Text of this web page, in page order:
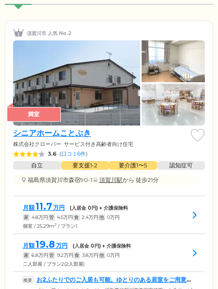
須賀川市 人気 No.2
満室
シニアホームことぶき
株式会社クローバー サービス付き高齢者向け住宅
3.6 (口コミ6件)
自立 要支援1•2 要介護1〜5
認知症可
福島県須賀川市森宿90-1
須賀川駅から 徒歩21分
月額11.7万円 (入居金 0円) + 介護保険料
家 4.8万円 管 4.5万円 食 2.4万円 他 0万円
個室 / 25.29m2 / プラン1
月額19.8 万円 (入居金 0円) + 介護保険料
家 6.8万円 管 9.2万円 食 3.8万円 他 0万円
二人部屋 / プラン2(2人部屋)
お2ふたりでのご入居も可能。ゆとりのある居室をご用意し
ています